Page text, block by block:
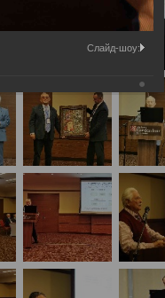
проблемы,
Слайд-шоу: